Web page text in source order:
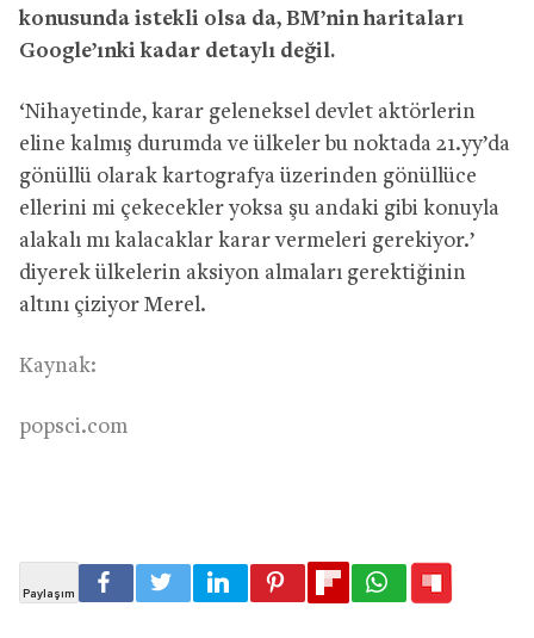
konusunda istekli olsa da, BM’nin haritaları
Google’ınki kadar detaylı değil.
‘Nihayetinde, karar geleneksel devlet aktörlerin
eline kalmış durumda ve ülkeler bu noktada 21.yy’da
gönüllü olarak kartografya üzerinden gönüllüce
ellerini mi çekecekler yoksa şu andaki gibi konuyla
alakalı mı kalacaklar karar vermeleri gerekiyor.’
diyerek ülkelerin aksiyon almaları gerektiğinin
altını çiziyor Merel.
Kaynak:
popsci.com